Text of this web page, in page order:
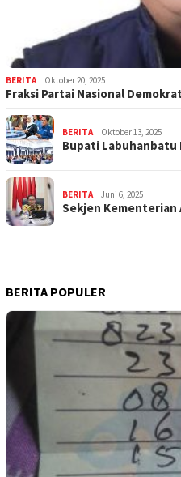
BERITA Oktober 20, 2025
Fraksi Partai Nasional
BERITA Oktober 13, 2025
Bupati
BERITA Juni 6, 2025
Sekjen Kementerian
BERITA POPULER